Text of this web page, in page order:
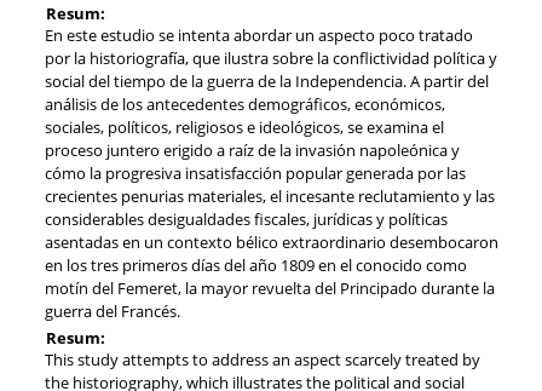
Resum:
En este estudio se intenta abordar un aspecto poco tratado
por la historiografía, que ilustra sobre la conflictividad política y
social del tiempo de la guerra de la Independencia. A partir del
análisis de los antecedentes demográficos, económicos,
sociales, políticos, religiosos e ideológicos, se examina el
proceso juntero erigido a raíz de la invasión napoleónica y
cómo la progresiva insatisfacción popular generada por las
crecientes penurias materiales, el incesante reclutamiento y las
considerables desigualdades fiscales, jurídicas y políticas
asentadas en un contexto bélico extraordinario desembocaron
en los tres primeros días del año 1809 en el conocido como
motín del Femeret, la mayor revuelta del Principado durante la
guerra del Francés.
Resum:
This study attempts to address an aspect scarcely treated by
the historiography, which illustrates the political and social